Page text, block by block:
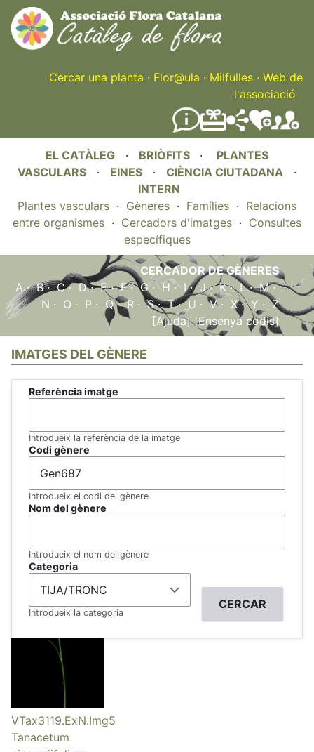
Skip
to
main
content
Cercar una planta · Flor@ula · Milfulles · Web de
l'associació
EL CATÀLEG · BRIÒFITS · PLANTES
VASCULARS · EINES · CIÈNCIA CIUTADANA ·
INTERN
Plantes vasculars · Gèneres · Famílies · Relacions
entre organismes · Cercadors d'imatges · Consultes
específiques
CERCADOR DE GÈNERES
A·B·C·D·E·F·G·H · I·J·K·L·M·
N · O · P · Q·R ·S·T·U ·V· X·Y ·Z
[Ajuda][Ensenya codis]
IMATGES DEL GÈNERE
Referència imatge
Introdueix la referència de la imatge
Codi gènere
Introdueix el codi del gènere
Nom del gènere
Introdueix el nom del gènere
Categoria
Introdueix la categoria
VTax3119.ExN.Img5
Tanacetum